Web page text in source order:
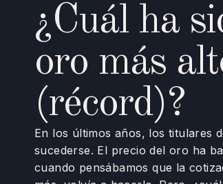
¿Cuál ha
oro más
(récord)?
En los últimos años, los titulares
sucederse. El precio del oro ha
cuando pensábamos que la